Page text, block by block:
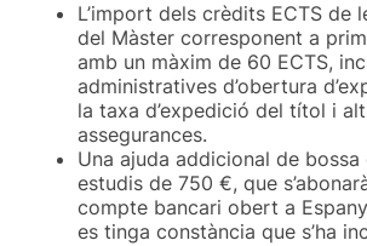
L’import dels crèdits ECTS de
del Màster corresponent a
amb un màxim de 60 ECTS,
administratives d’obertura
la taxa d’expedició del títol i
assegurances.
Una ajuda addicional de
estudis de 750 €, que
compte bancari obert a
es tinga constància que s’ha